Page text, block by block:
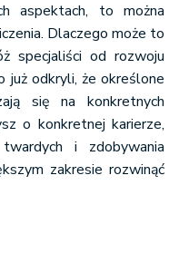
aspektach, to można
Dlaczego może to
specjaliści od rozwoju
odkryli, że określone
się na konkretnych
o konkretnej karierze,
i zdobywania
zakresie rozwinąć